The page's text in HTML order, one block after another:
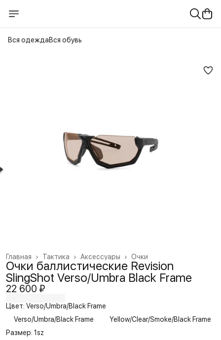
Вся одеждаВся обувь
Очки
Аксессуары ›
Тактика ›
Главная ›
Очки баллистические Revision
SlingShot Verso/Umbra Black Frame
22 600 ₽
Цвет: Verso/Umbra/Black Frame
Verso/Umbra/Black Frame
Yellow/Clear/Smoke/Black Frame
Размер: 1sz